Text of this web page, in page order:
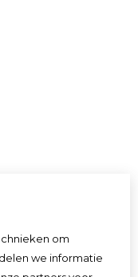
om
we informatie